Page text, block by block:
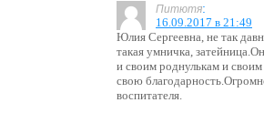
Питютя:
16.09.2017 в 21:49
Юлия Сергеевна, не так
такая умничка,
и своим роднулькам и
свою
воспитателя.